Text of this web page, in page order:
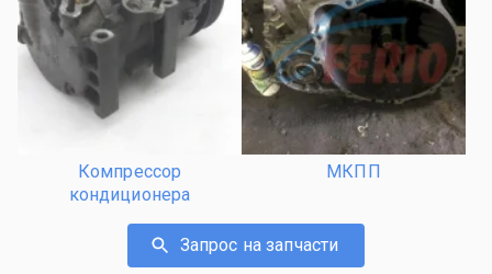
Компрессор
кондиционера
МКПП
Запрос на запчасти